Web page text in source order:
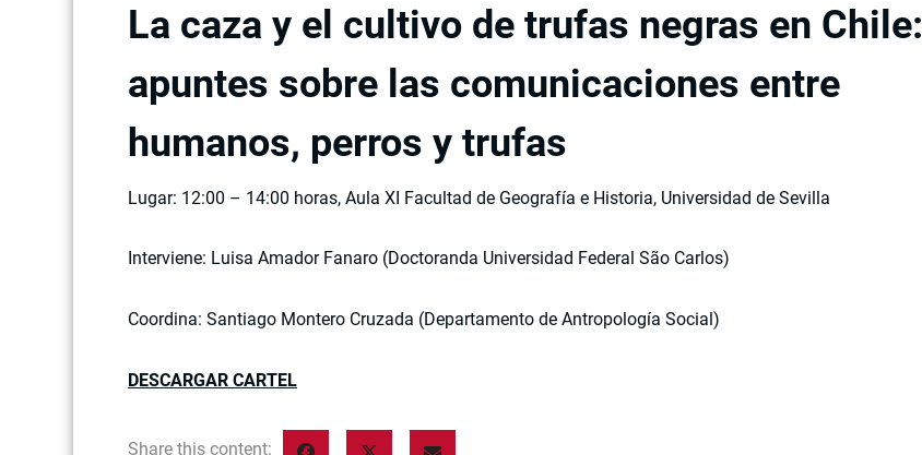
La caza y el cultivo de trufas negras en Chile:
apuntes sobre las comunicaciones entre
humanos, perros y trufas
Lugar: 12:00 – 14:00 horas, Aula XI Facultad de Geografía e Historia, Universidad de Sevilla
Interviene: Luisa Amador Fanaro (Doctoranda Universidad Federal São Carlos)
Coordina: Santiago Montero Cruzada (Departamento de Antropología Social)
DESCARGAR CARTEL
Share this content: